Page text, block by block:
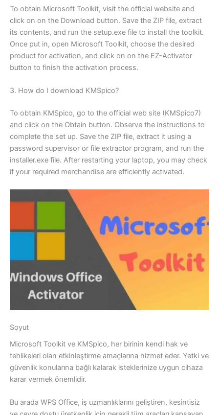
To obtain Microsoft Toolkit, visit the official website and
click on on the Download button. Save the ZIP file, extract
its contents, and run the setup.exe file to install the toolkit.
Once put in, open Microsoft Toolkit, choose the desired
product for activation, and click on on the EZ-Activator
button to finish the activation process.
3. How do I download KMSpico?
To obtain KMSpico, go to the official web site (KMSpico7)
and click on the Obtain button. Observe the instructions to
complete the set up. Save the ZIP file, extract it using a
password supervisor or file extractor program, and run the
installer.exe file. After restarting your laptop, you may check
if your required merchandise are efficiently activated.
Soyut
Microsoft Toolkit ve KMSpico, her birinin kendi hak ve
tehlikeleri olan etkinleştirme amaçlarına hizmet eder. Yetki ve
güvenlik konularına bağlı kalarak isteklerinize uygun cihaza
karar vermek önemlidir.
Bu arada WPS Office, iş uzmanlıklarını geliştiren, kesintisiz